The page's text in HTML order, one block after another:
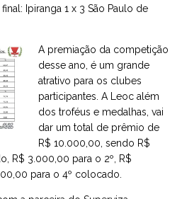
Ipiranga 1 x 3 São Paulo de
A premiação da competição
desse ano, é um grande
atrativo para os clubes
participantes. A Leoc além
dos troféus e medalhas, vai
dar um total de prêmio de
R$ 10.000,00, sendo R$
R$ 3.000,00 para o 2º, R$
para o 4º colocado.